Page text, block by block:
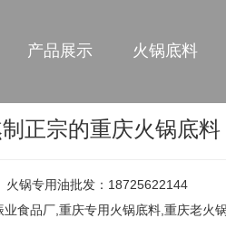
产品展示 火锅底料
正宗的重庆火锅底
火锅专用油批发：18725622144
食品厂,重庆专用火锅底料,重庆老火